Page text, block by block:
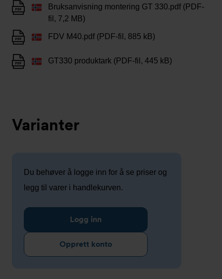
Bruksanvisning montering GT 330.pdf (PDF-
fil, 7,2 MB)
FDV M40.pdf (PDF-fil, 885 kB)
GT330 produktark (PDF-fil, 445 kB)
Varianter
Du behøver å logge inn for å se priser og
legg til varer i handlekurven.
Logg inn
Opprett konto